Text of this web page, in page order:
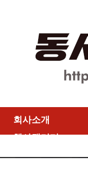
회사소개
행사갤러리